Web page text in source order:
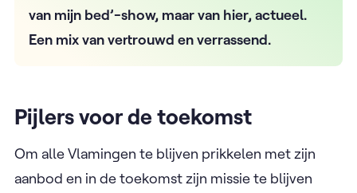
van mijn bed’-show, maar van hier, actueel.
Een mix van vertrouwd en verrassend.
Pijlers voor de toekomst
Om alle Vlamingen te blijven prikkelen met zijn
aanbod en in de toekomst zijn missie te blijven